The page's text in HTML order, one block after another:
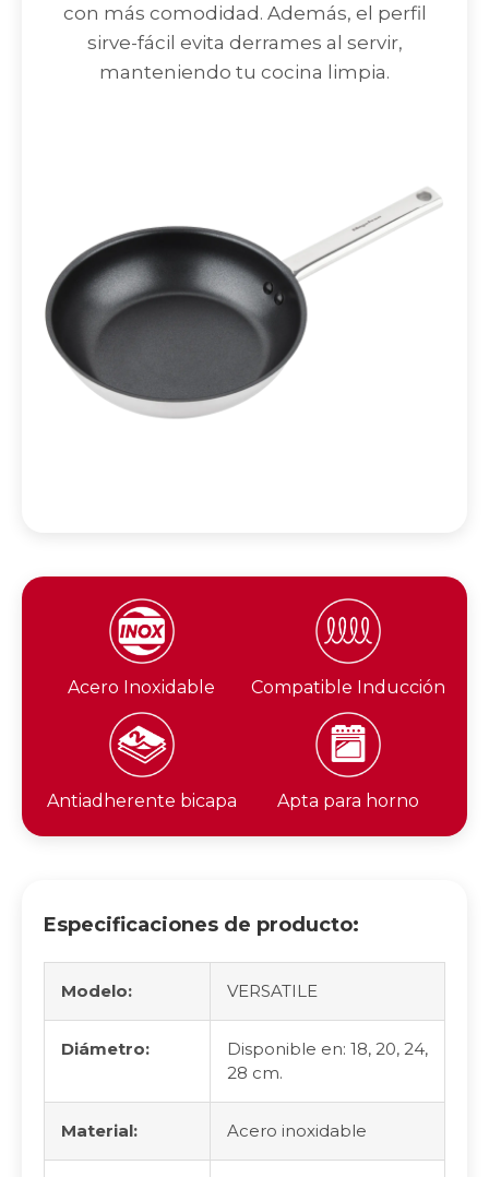
con más comodidad. Además, el perfil
sirve-fácil evita derrames al servir,
manteniendo tu cocina limpia.
Acero Inoxidable Compatible Inducción
Antiadherente bicapa Apta para horno
Especificaciones de producto:
Modelo: VERSATILE
Diámetro:
Disponible en: 18, 20, 24,
28 cm.
Material: Acero inoxidable